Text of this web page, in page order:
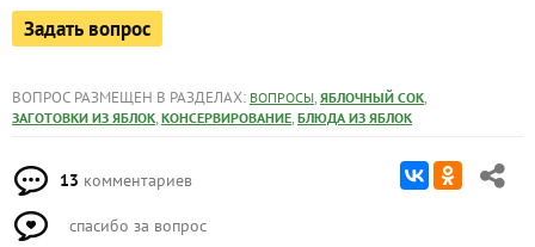
Задать вопрос
ВОПРОС РАЗМЕЩЕН В РАЗДЕЛАХ: ВОПРОСЫ, ЯБЛОЧНЫЙ СОК,
ЗАГОТОВКИ ИЗ ЯБЛОК, КОНСЕРВИРОВАНИЕ, БЛЮДА ИЗ ЯБЛОК
13 комментариев
спасибо за вопрос